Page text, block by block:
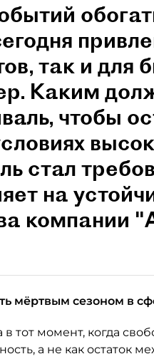
так и для
Каким
чтобы
стал
на
компании
мёртвым сезоном в
тот момент, когда
а не как остаток